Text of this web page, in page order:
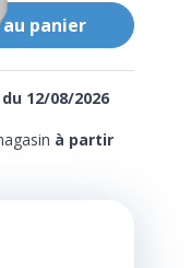
au panier
à partir
12/08/2026